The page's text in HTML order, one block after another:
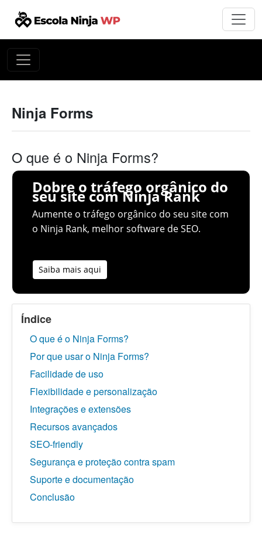
Ninja Forms
O que é o Ninja Forms?
Dobre o tráfego orgânico do
seu site com Ninja Rank
Aumente o tráfego orgânico do seu site com
o Ninja Rank, melhor software de SEO.
Saiba mais aqui
Índice
O que é o Ninja Forms?
Por que usar o Ninja Forms?
Facilidade de uso
Flexibilidade e personalização
Integrações e extensões
Recursos avançados
SEO-friendly
Segurança e proteção contra spam
Suporte e documentação
Conclusão